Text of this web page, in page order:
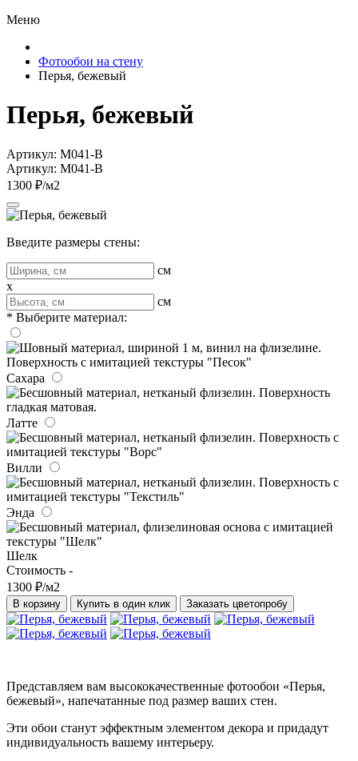
Меню
Фотообои на стену
Перья, бежевый
Перья, бежевый
Артикул: M041-B
Артикул: M041-B
1300 ₽/м2
Введите размеры стены:
см
x
см
* Выберите материал:
Сахара
Латте
Вилли
Энда
Шелк
Стоимость -
1300 ₽/м2
В корзину Купить в один клик Заказать цветопробу
Представляем вам высококачественные фотообои «Перья,
бежевый», напечатанные под размер ваших стен.
Эти обои станут эффектным элементом декора и придадут
индивидуальность вашему интерьеру.